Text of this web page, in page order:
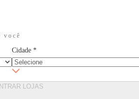
você
Cidade *
LOJAS